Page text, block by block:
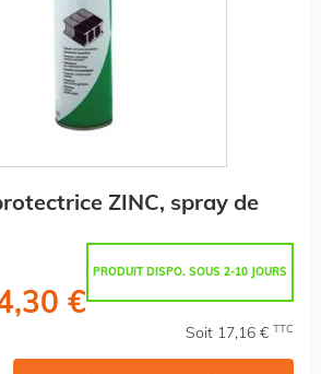
ZINC, spray de
PRODUIT DISPO. SOUS 2-10 JOURS
€
Soit 17,16 € TTC